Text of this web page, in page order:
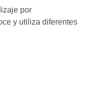
por
y utiliza diferentes